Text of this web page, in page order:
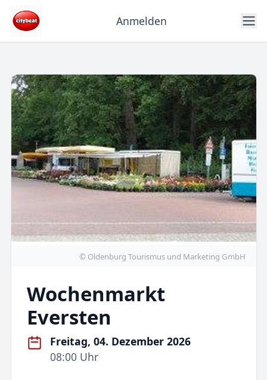
Anmelden
© Oldenburg Tourismus und Marketing GmbH
Wochenmarkt
Eversten
Freitag, 04. Dezember 2026
08:00 Uhr